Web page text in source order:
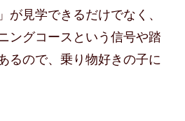
が見学できるだけでなく、
ングコースという信号や踏
るので、乗り物好きの子に